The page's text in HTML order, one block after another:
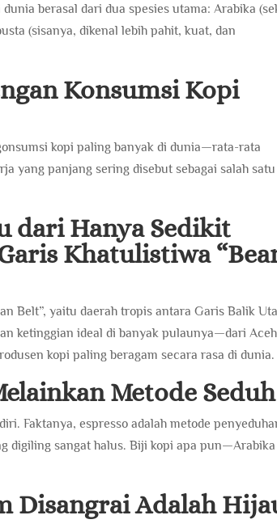
berasal dari dua spesies utama: Arabika
(sisanya, dikenal lebih pahit, kuat, dan
Konsumsi Kopi
kopi paling banyak di dunia—rata-rata
yang panjang sering disebut sebagai salah satu
dari Hanya Sedikit
Khatulistiwa
Belt”, yaitu daerah tropis antara Garis Balik
ketinggian ideal di banyak pulaunya—dari
kopi paling beragam secara rasa di dunia.
Metode Seduh
Faktanya, espresso adalah metode
digiling sangat halus. Biji kopi apa pun—Arabika
Disangrai Adalah